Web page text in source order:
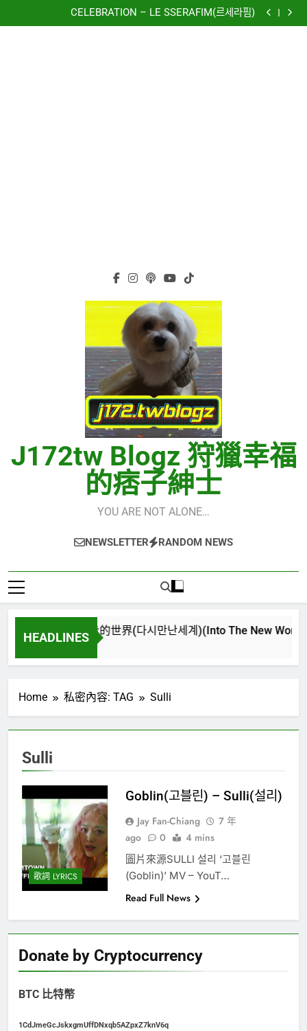
to
少女時代(소녀시대)(Girls’ Generation)
CELEBRATION – LE SSERAFIM(르세라핌)
Hermes One Quick Start Guide using OpenRouter Free
J172tw Blogz 狩獵幸福
的痞子紳士
YOU ARE NOT ALONE…
NEWSLETTER RANDOM NEWS
HEADLINES
再次重逢的世界(다시만난세계)(Into The New World)
Home 私密內容: TAG Sulli
Sulli
歌詞 LYRICS
Goblin(고블린) – Sulli(설리)
Jay Fan-Chiang
7 年
ago
0 4 mins
圖片來源SULLI 설리 ‘고블린
(Goblin)’ MV – YouT…
Read Full News
Donate by Cryptocurrency
BTC 比特幣
1CdJmeGcJskxgmUffDNxqb5AZpxZ7knV6q